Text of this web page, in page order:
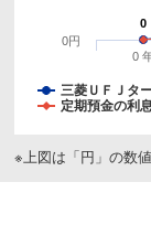
0
0
三菱ＵＦＪタ
定期預金の利
0
0円
※上図は「円」の数値